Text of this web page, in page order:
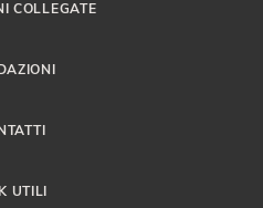
COLLEGATE
UTILI